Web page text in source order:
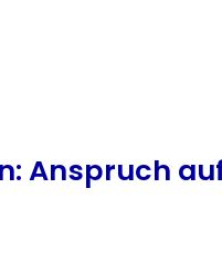
Anspruch